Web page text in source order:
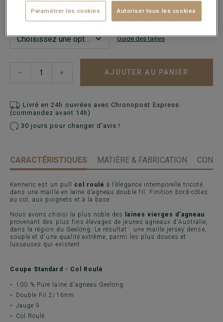
Guide des tailles
− + AJOUTER AU PANIER
Livré en 24h ouvrées avec Chronopost Express
(commandez avant 14h)
30 jours pour changer d'avis !
CARACTÉRISTIQUES MATIÈRE & FABRICATION
Kenneric est un pull col roulé à l’élégance intemporelle tricoté
dans une maille en laine d’agneau double fil. Finition bord-côtes
au col, aux poignets et à la base.
Nous avons choisi la plus noble des
laines vierges d'agneau
provenant des plus fins élevages de jeunes agneaux d'Australie,
dans la région du Geelong. Le résultat : une maille jersey dense,
souple et d'une qualité extrême, parmi les plus douces et
luxueuses qui existent.
Coupe Standard - Col Roulé
100 % Pure laine d'agneau Geelong.
Double Fil 2/16nm.
Jauge 9.
Col Roulé.
Paramétrer les cookies Autoriser tous les cookies